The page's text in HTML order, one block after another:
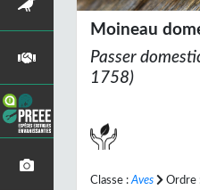
Moineau
Passer
1758)
Classe : Aves Ordre